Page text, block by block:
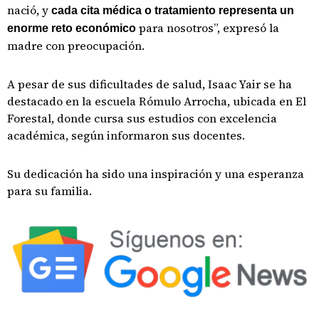
nació, y cada cita médica o tratamiento representa un
enorme reto económico para nosotros”, expresó la
madre con preocupación.
A pesar de sus dificultades de salud, Isaac Yair se ha
destacado en la escuela Rómulo Arrocha, ubicada en El
Forestal, donde cursa sus estudios con excelencia
académica, según informaron sus docentes.
Su dedicación ha sido una inspiración y una esperanza
para su familia.